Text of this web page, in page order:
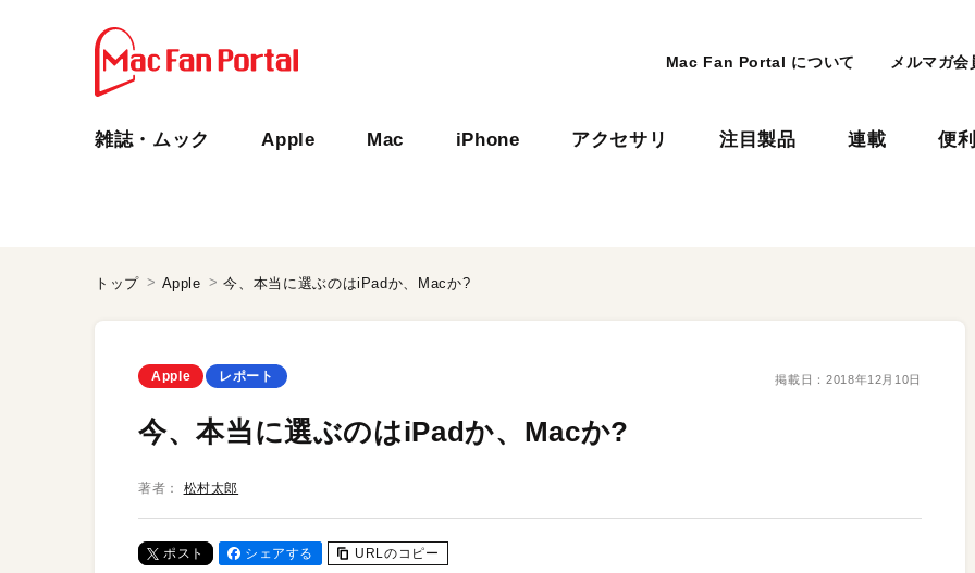
Mac Fan Portal について メルマガ会
雑誌・ムック Apple Mac iPhone アクセサリ 注目製品 連載 便
トップ Apple 今、本当に選ぶのはiPadか、Macか?
Apple レポート 掲載日： 2018年12月10日
今、本当に選ぶのはiPadか、Macか?
著者： 松村太郎
ポスト シェアする URLのコピー